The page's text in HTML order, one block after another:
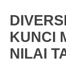
KUNCI
NILAI